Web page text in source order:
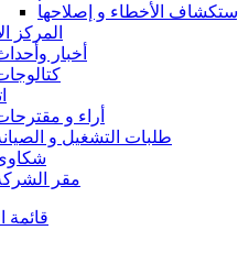
إستكشاف الأخطاء و إصلاحها
المركز
أخبار
أراء و
طلبات التشغيل و
مقر
قائمة